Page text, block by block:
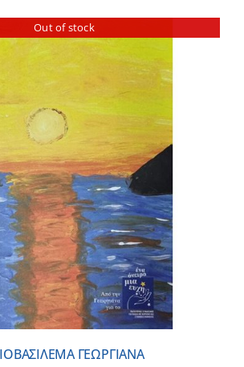
Out of stock
ΓΕΩΡΓΙΑΝΑ